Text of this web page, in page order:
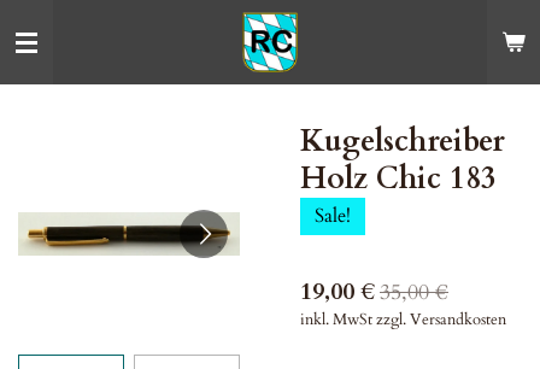
Hauptinhalt
springen
Kugelschreiber
Holz Chic 183
Sale!
19,00 €35,00 €
inkl. MwSt zzgl. Versandkosten